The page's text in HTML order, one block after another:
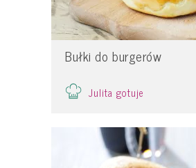
Bułki do burgerów
Julita gotuje